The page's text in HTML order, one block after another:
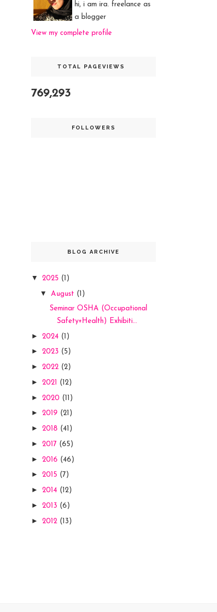
hi, i am ira. freelance as
a blogger
View my complete profile
TOTAL PAGEVIEWS
769,293
FOLLOWERS
BLOG ARCHIVE
▼ 2025 (1)
▼ August (1)
Seminar OSHA (Occupational
Safety+Health) Exhibiti...
► 2024 (1)
► 2023 (5)
► 2022 (2)
► 2021 (12)
► 2020 (11)
► 2019 (21)
► 2018 (41)
► 2017 (65)
► 2016 (46)
► 2015 (7)
► 2014 (12)
► 2013 (6)
► 2012 (13)